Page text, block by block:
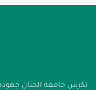
تكرس جامعة الجنان